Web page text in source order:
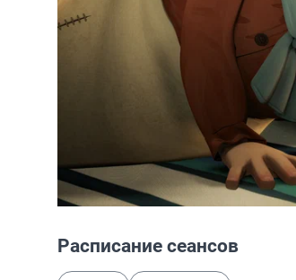
Расписание сеансов